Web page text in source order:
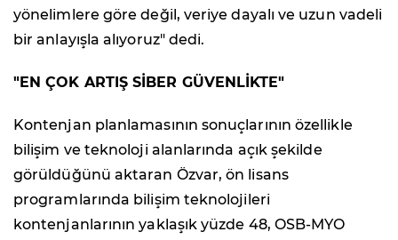
yönelimlere göre değil, veriye dayalı ve uzun vadeli
bir anlayışla alıyoruz" dedi.
"EN ÇOK ARTIŞ SİBER GÜVENLİKTE"
Kontenjan planlamasının sonuçlarının özellikle
bilişim ve teknoloji alanlarında açık şekilde
görüldüğünü aktaran Özvar, ön lisans
programlarında bilişim teknolojileri
kontenjanlarının yaklaşık yüzde 48, OSB-MYO